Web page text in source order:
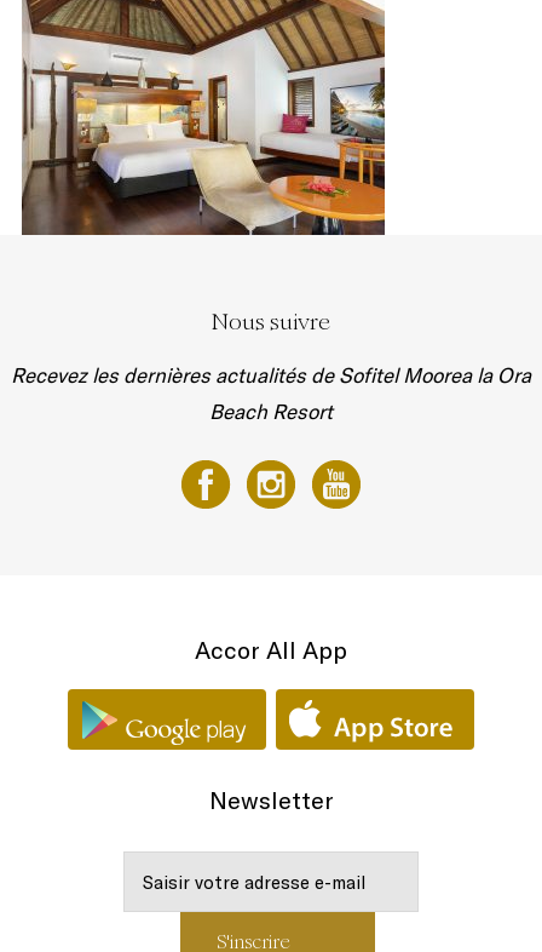
Nous suivre
Recevez les dernières actualités de Sofitel Moorea la Ora
Beach Resort
Accor All App
Newsletter